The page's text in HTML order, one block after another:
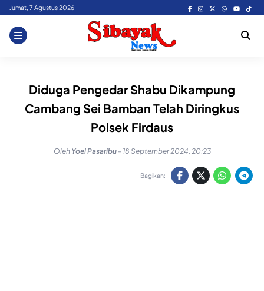
Skip
content
Jumat, 7 Agustus 2026
Diduga Pengedar Shabu Dikampung
Cambang Sei Bamban Telah Diringkus
Polsek Firdaus
Oleh Yoel Pasaribu - 18 September 2024, 20:23
Bagikan: